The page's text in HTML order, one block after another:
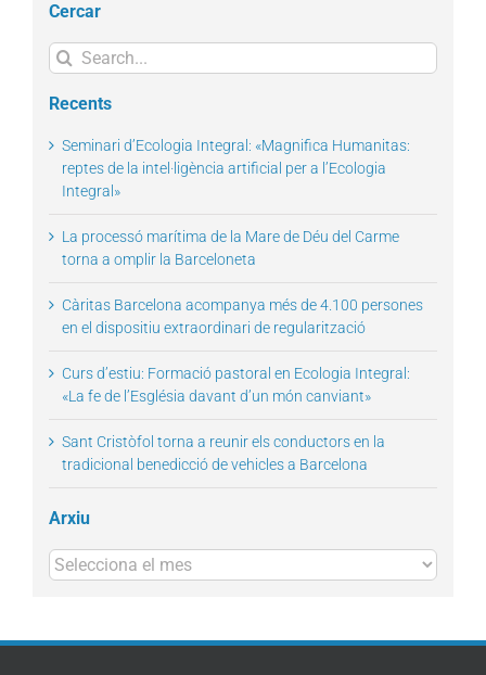
Cercar
Search
for:
Recents
Seminari d’Ecologia Integral: «Magnifica Humanitas:
reptes de la intel·ligència artificial per a l’Ecologia
Integral»
La processó marítima de la Mare de Déu del Carme
torna a omplir la Barceloneta
Càritas Barcelona acompanya més de 4.100 persones
en el dispositiu extraordinari de regularització
Curs d’estiu: Formació pastoral en Ecologia Integral:
«La fe de l’Església davant d’un món canviant»
Sant Cristòfol torna a reunir els conductors en la
tradicional benedicció de vehicles a Barcelona
Arxiu
Arxius